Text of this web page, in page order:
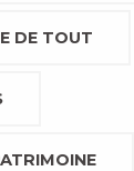
DE TOUT